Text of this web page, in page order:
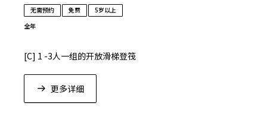
无需预约 免费
5岁以上
全年
[C] 1 -3人一组的开放滑梯登筏
更多详细